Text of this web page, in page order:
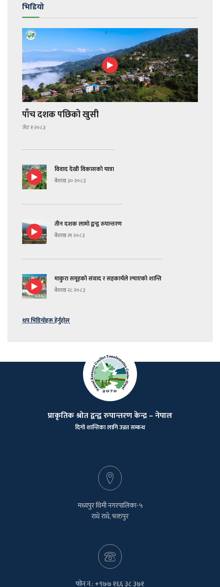
भिडियो
पाँच दशक पछिको खुसी
जेठ १ २०८३
विवाद देखी विकासको यात्रा
बैशाख ३० २०८३
तीन दशक लामो द्वन्द्व रुपान्तरण
बैशाख २९ २०८३
माकुरा समूहको संवाद र सहकार्यले ल्याएको शान्ति
बैशाख २८ २०८३
थप भिडियोहरू हेर्नुहोस्
प्राकृतिक श्रोत द्वन्द्व रुपान्तरण केन्द्र – नेपाल
दिगो शान्तिका लागि उन्नत सम्बन्ध
मध्यपुर थिमी नगरपालिका-५
राधे राधे, भक्तपुर
फोन नं.: +९७७ १६६ ३८ ३७१